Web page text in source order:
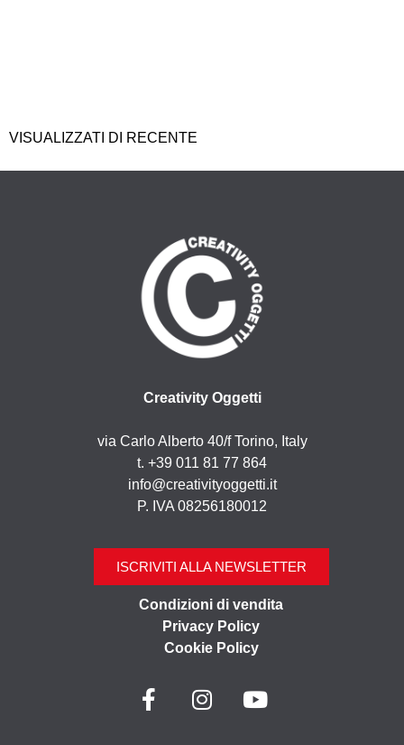
VISUALIZZATI DI RECENTE
Creativity Oggetti
via Carlo Alberto 40/f Torino, Italy
t. +39 011 81 77 864
info@creativityoggetti.it
P. IVA 08256180012
ISCRIVITI ALLA NEWSLETTER
Condizioni di vendita
Privacy Policy
Cookie Policy